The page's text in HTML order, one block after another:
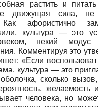
растить и
движущая сила, не
Как афористично
культура — это
некий модус
Комментируя это
«Если
культура — это
сколько
желаемость
человека, но